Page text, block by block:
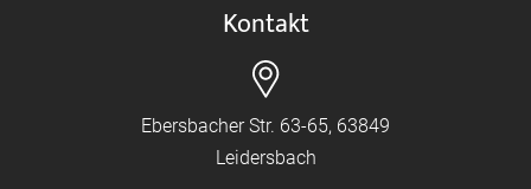
Kontakt
Ebersbacher Str. 63-65, 63849
Leidersbach